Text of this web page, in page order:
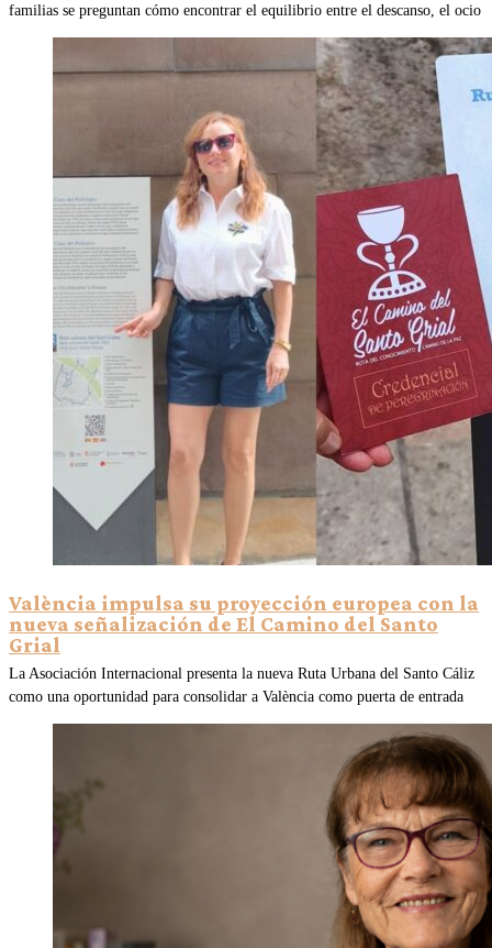
familias se preguntan cómo encontrar el equilibrio entre el descanso, el ocio
València impulsa su proyección europea con la
nueva señalización de El Camino del Santo
Grial
La Asociación Internacional presenta la nueva Ruta Urbana del Santo Cáliz
como una oportunidad para consolidar a València como puerta de entrada